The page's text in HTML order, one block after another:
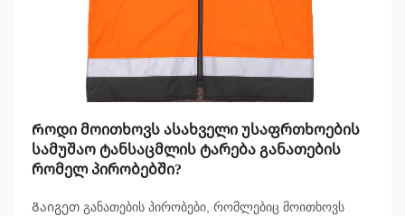
Როდი მოითხოვს ასახველი უსაფრთხოების
სამუშაო ტანსაცმლის ტარება განათების
რომელ პირობებში?
Გაიგეთ განათების პირობები, რომლებიც მოითხოვს